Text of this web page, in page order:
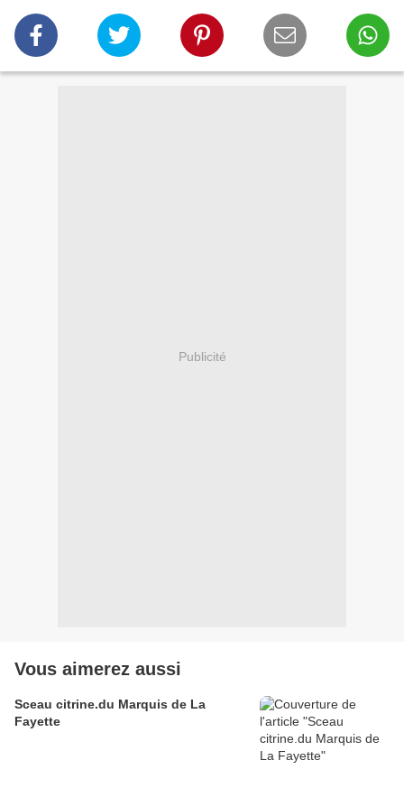
Publicité
Vous aimerez aussi
Sceau citrine.du Marquis de La
Fayette